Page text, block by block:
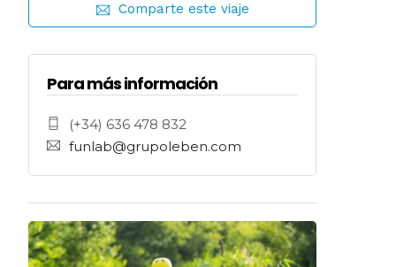
Comparte este viaje
Para más información
(+34) 636 478 832
funlab@grupoleben.com